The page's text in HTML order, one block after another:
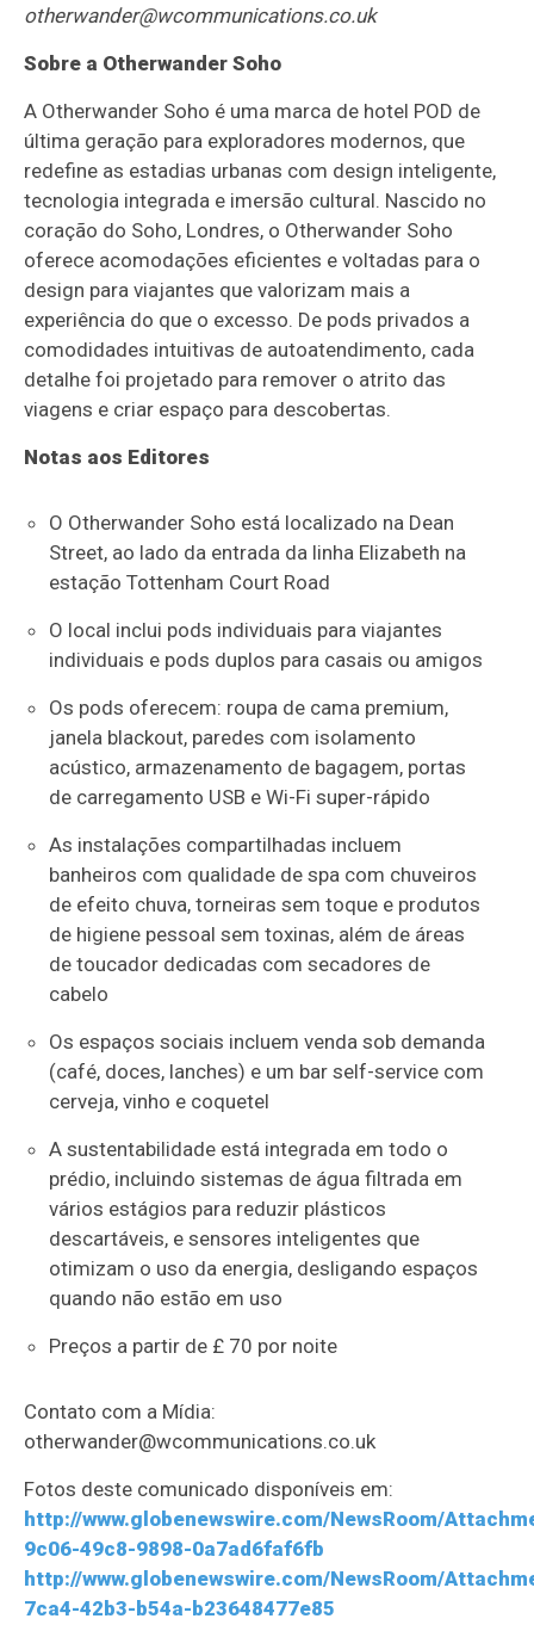
otherwander@wcommunications.co.uk
Sobre a Otherwander Soho
A Otherwander Soho é uma marca de hotel POD de
última geração para exploradores modernos, que
redefine as estadias urbanas com design inteligente,
tecnologia integrada e imersão cultural. Nascido no
coração do Soho, Londres, o Otherwander Soho
oferece acomodações eficientes e voltadas para o
design para viajantes que valorizam mais a
experiência do que o excesso. De pods privados a
comodidades intuitivas de autoatendimento, cada
detalhe foi projetado para remover o atrito das
viagens e criar espaço para descobertas.
Notas aos Editores
O Otherwander Soho está localizado na Dean
Street, ao lado da entrada da linha Elizabeth na
estação Tottenham Court Road
O local inclui pods individuais para viajantes
individuais e pods duplos para casais ou amigos
Os pods oferecem: roupa de cama premium,
janela blackout, paredes com isolamento
acústico, armazenamento de bagagem, portas
de carregamento USB e Wi-Fi super-rápido
As instalações compartilhadas incluem
banheiros com qualidade de spa com chuveiros
de efeito chuva, torneiras sem toque e produtos
de higiene pessoal sem toxinas, além de áreas
de toucador dedicadas com secadores de
cabelo
Os espaços sociais incluem venda sob demanda
(café, doces, lanches) e um bar self-service com
cerveja, vinho e coquetel
A sustentabilidade está integrada em todo o
prédio, incluindo sistemas de água filtrada em
vários estágios para reduzir plásticos
descartáveis, e sensores inteligentes que
otimizam o uso da energia, desligando espaços
quando não estão em uso
Preços a partir de £ 70 por noite
Contato com a Mídia:
otherwander@wcommunications.co.uk
Fotos deste comunicado disponíveis em:
http://www.globenewswire.com/NewsRoom/
9c06-49c8-9898-0a7ad6faf6fb
http://www.globenewswire.com/NewsRoom/
7ca4-42b3-b54a-b23648477e85